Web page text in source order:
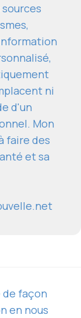
ni
d'un
Mon
faire des
et sa
de façon
en nous